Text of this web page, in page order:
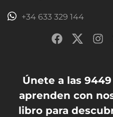
+34 633 329 144
Únete a las
aprenden con
libro para